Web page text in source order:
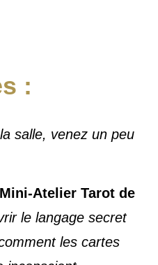
:
salle, venez un peu
Atelier Tarot de
le langage secret
les cartes